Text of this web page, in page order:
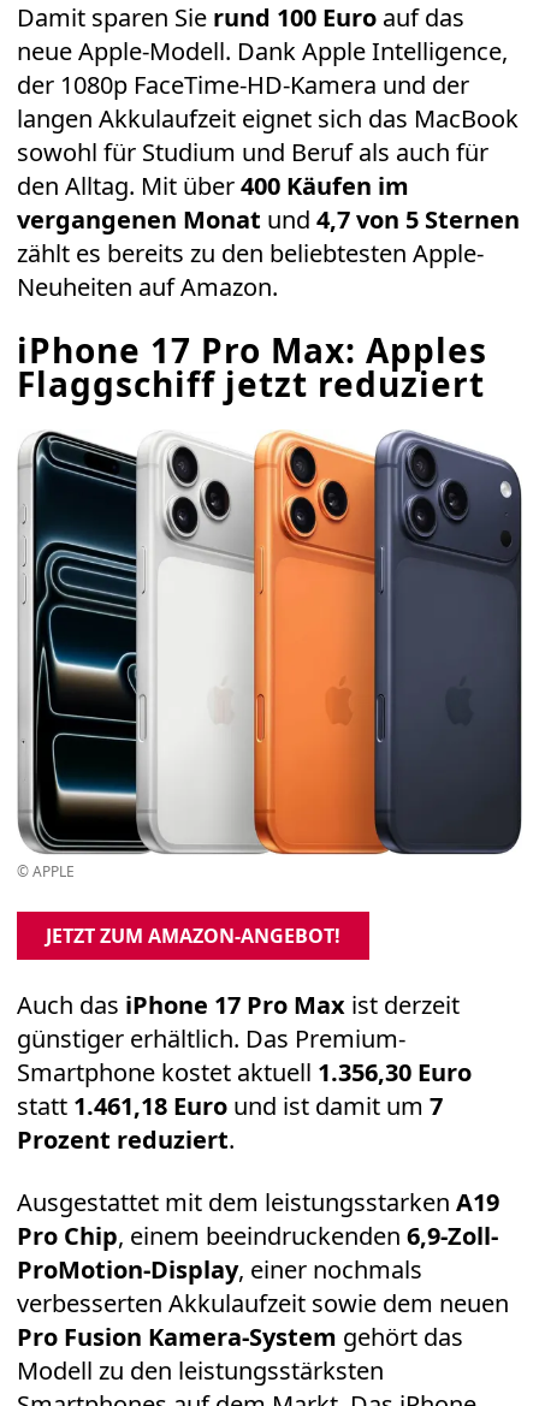
Damit sparen Sie rund 100 Euro auf das
neue Apple-Modell. Dank Apple Intelligence,
der 1080p FaceTime-HD-Kamera und der
langen Akkulaufzeit eignet sich das MacBook
sowohl für Studium und Beruf als auch für
den Alltag. Mit über400 Käufen im
vergangenen Monat und 4,7 von 5 Sternen
zählt es bereits zu den beliebtesten Apple-
Neuheiten auf Amazon.
iPhone 17 Pro Max: Apples
Flaggschiff jetzt reduziert
© APPLE
JETZT ZUM AMAZON-ANGEBOT!
Auch das iPhone 17 Pro Max ist derzeit
günstiger erhältlich. Das Premium-
Smartphone kostet aktuell 1.356,30 Euro
statt 1.461,18 Euro und ist damit um 7
Prozent reduziert.
Ausgestattet mit dem leistungsstarken A19
Pro Chip, einem beeindruckenden 6,9-Zoll-
ProMotion-Display, einer nochmals
verbesserten Akkulaufzeit sowie dem neuen
Pro Fusion Kamera-System gehört das
Modell zu den leistungsstärksten